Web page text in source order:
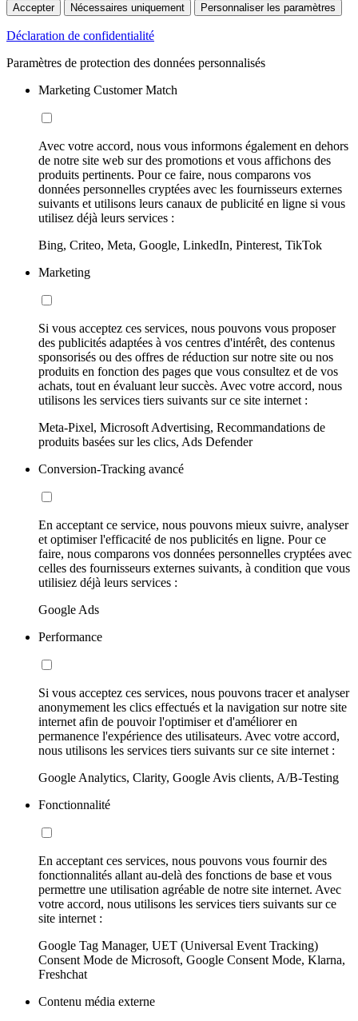
Accepter Nécessaires uniquement Personnaliser les paramètres
Déclaration de confidentialité
Paramètres de protection des données personnalisés
Marketing Customer Match
Avec votre accord, nous vous informons également en dehors
de notre site web sur des promotions et vous affichons des
produits pertinents. Pour ce faire, nous comparons vos
données personnelles cryptées avec les fournisseurs externes
suivants et utilisons leurs canaux de publicité en ligne si vous
utilisez déjà leurs services :
Bing, Criteo, Meta, Google, LinkedIn, Pinterest, TikTok
Marketing
Si vous acceptez ces services, nous pouvons vous proposer
des publicités adaptées à vos centres d'intérêt, des contenus
sponsorisés ou des offres de réduction sur notre site ou nos
produits en fonction des pages que vous consultez et de vos
achats, tout en évaluant leur succès. Avec votre accord, nous
utilisons les services tiers suivants sur ce site internet :
Meta-Pixel, Microsoft Advertising, Recommandations de
produits basées sur les clics, Ads Defender
Conversion-Tracking avancé
En acceptant ce service, nous pouvons mieux suivre, analyser
et optimiser l'efficacité de nos publicités en ligne. Pour ce
faire, nous comparons vos données personnelles cryptées avec
celles des fournisseurs externes suivants, à condition que vous
utilisiez déjà leurs services :
Google Ads
Performance
Si vous acceptez ces services, nous pouvons tracer et analyser
anonymement les clics effectués et la navigation sur notre site
internet afin de pouvoir l'optimiser et d'améliorer en
permanence l'expérience des utilisateurs. Avec votre accord,
nous utilisons les services tiers suivants sur ce site internet :
Google Analytics, Clarity, Google Avis clients, A/B-Testing
Fonctionnalité
En acceptant ces services, nous pouvons vous fournir des
fonctionnalités allant au-delà des fonctions de base et vous
permettre une utilisation agréable de notre site internet. Avec
votre accord, nous utilisons les services tiers suivants sur ce
site internet :
Google Tag Manager, UET (Universal Event Tracking)
Consent Mode de Microsoft, Google Consent Mode, Klarna,
Freshchat
Contenu média externe